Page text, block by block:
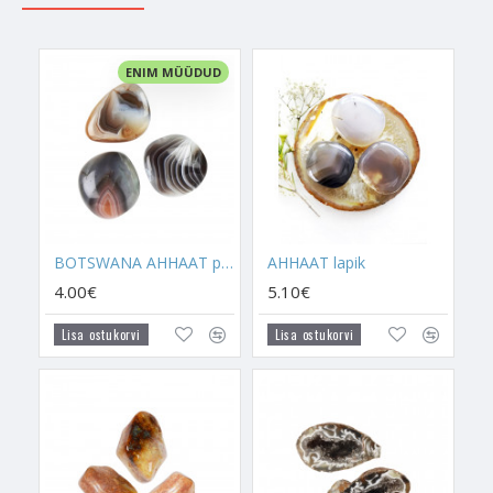
piirkonnast teise, et jääda kehvades ilmastikutingimustes ellu.
Tavalist poleeritud Ahhaadi kristalli saab kasutada mitmeti, aga
üldiselt moodustatakse poleeritud kristallidest komplekte või
kasutatakse kodu energeetika täiustamiseks. Kuna tavaline
Ahhaat on kaitsekristall, siis võib lisada seda ükskõik millisesse
kaitsekristallide komplekti lisaenergia andmiseks.
Tegemist on kristalliga, mis kaitseb konfliktide eest, millel ei
kasuks pöörata.
Multifunktsionaalne kaitsekristall
Ahhaat on üks tugevamaid kaitsekristalle ja üks
universaalsema jõuga, mis suudab sinu elust nii mõnegi
kaitsma seda, kes Ahhaati endaga kaasas kannab või seda
keskkonda, kuhu Ahhaat on toodud. Seega, kui sa oled
Ahhaadi enda ellu ühel või teisel kujul toonud, siis võid teada
ENIM MÜÜDUD
BOTSWANA AHHAAT poleeritud
4.00€
Lisa ostukorvi
AHHAAT lapik
5.10€
Lisa ostukorvi